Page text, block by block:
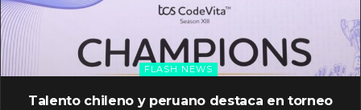
FLASH NEWS
Talento chileno y peruano destaca en torneo